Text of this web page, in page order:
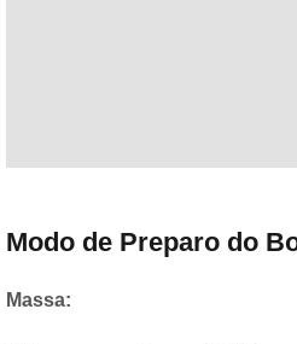
Modo de Preparo do
Massa: